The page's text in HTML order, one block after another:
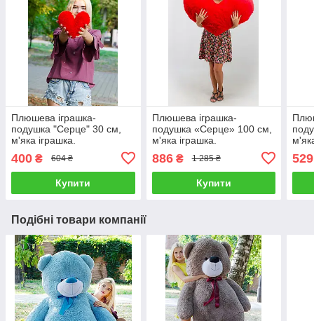
Плюшева іграшка-
подушка "Серце" 30 см,
м'яка іграшка.
400 ₴ 604 ₴
Купити
Плюшева іграшка-
подушка «Серце» 100 см,
м'яка іграшка.
886₴ 1 285 ₴
Купити
529
Подібні товари компанії